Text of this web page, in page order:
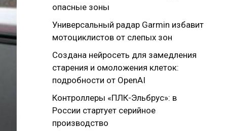
опасные зоны
Универсальный радар Garmin избавит
мотоциклистов от слепых зон
Создана нейросеть для замедления
старения и омоложения клеток:
подробности от OpenAI
Контроллеры «ПЛК-Эльбрус»: в
России стартует серийное
производство